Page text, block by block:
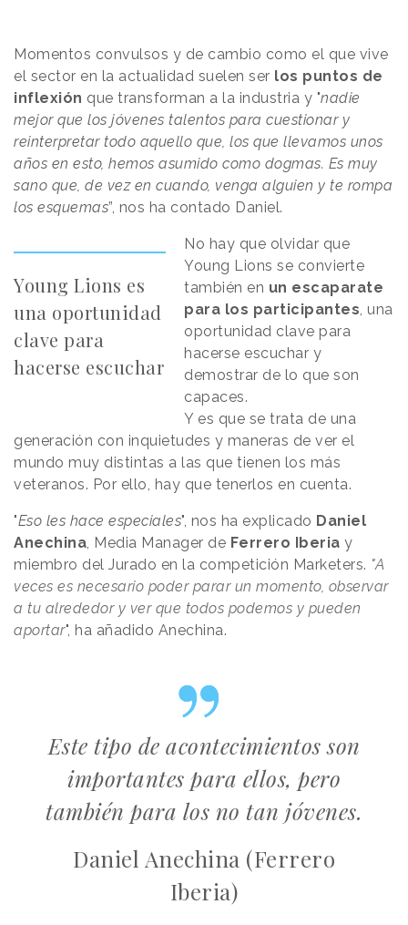
Momentos convulsos y de cambio como el que vive
el sector en la actualidad suelen ser los puntos de
inflexión que transforman a la industria y "nadie
mejor que los jóvenes talentos para cuestionar y
reinterpretar todo aquello que, los que llevamos unos
años en esto, hemos asumido como dogmas. Es muy
sano que, de vez en cuando, venga alguien y te rompa
los esquemas”, nos ha contado Daniel.
Young Lions es
una oportunidad
clave para
hacerse escuchar
No hay que olvidar que
Young Lions se convierte
también en un escaparate
para los participantes, una
oportunidad clave para
hacerse escuchar y
demostrar de lo que son
capaces.
Y es que se trata de una
generación con inquietudes y maneras de ver el
mundo muy distintas a las que tienen los más
veteranos. Por ello, hay que tenerlos en cuenta.
"Eso les hace especiales", nos ha explicado Daniel
Anechina, Media Manager de Ferrero Iberia y
miembro del Jurado en la competición Marketers. "A
veces es necesario poder parar un momento, observar
a tu alrededor y ver que todos podemos y pueden
aportar", ha añadido Anechina.
Este tipo de acontecimientos son
importantes para ellos, pero
también para los no tan jóvenes.
Daniel Anechina (Ferrero
Iberia)